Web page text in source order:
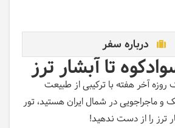
درباره سفر
تا آبشار ترز
آخر هفته با ترکیبی از طبیعت
و ماجراجویی در شمال ایران هستید، تور
ترز را از دست ندهید!